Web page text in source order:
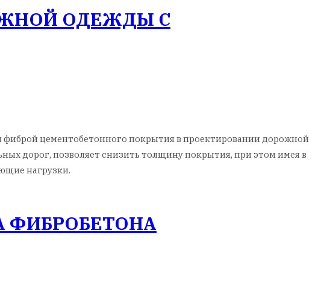
ОДЕЖДЫ С
цементобетонного покрытия в проектировании дорожной
дорог, позволяет снизить толщину покрытия, при этом имея в
нагрузки.